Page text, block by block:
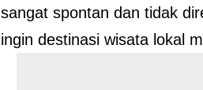
sangat spontan dan tidak
ingin destinasi wisata lokal